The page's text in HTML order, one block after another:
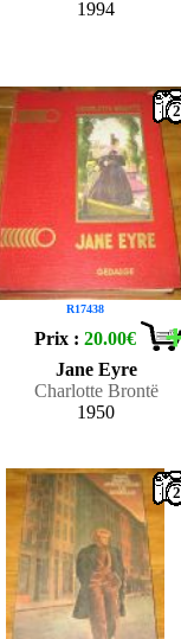
1994
R17438
2
Prix :20.00€
Jane Eyre
Charlotte Brontë
1950
2